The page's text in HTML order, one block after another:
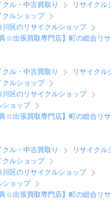
クル・中古買取り
リサイクル
クルショップ
区のリサイクルショップ
具☆出張買取専門店】町の総合リ
クル・中古買取り
リサイクル
クルショップ
区のリサイクルショップ
ショップ
具☆出張買取専門店】町の総合リ
クル・中古買取り
リサイクル
クルショップ
区のリサイクルショップ
ショップ
具☆出張買取専門店】町の総合リ